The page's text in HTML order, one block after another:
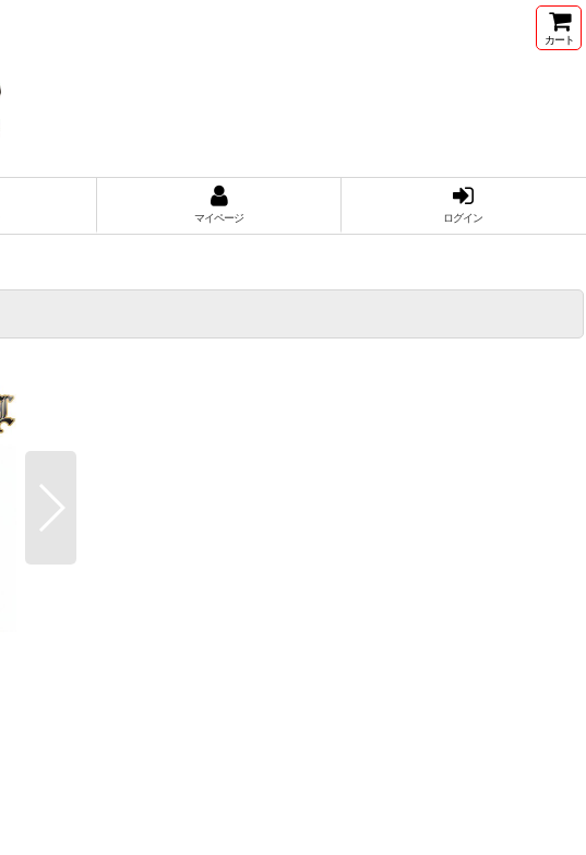
カート
マイページ ログイン